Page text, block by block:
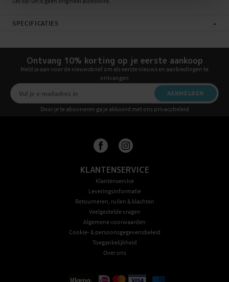
SPECIFICATIES -
Ontvang 10% korting op je eerste aankoop
Meld je aan voor de nieuwsbrief om als eerste nieuws en aanbiedingen te
ontvangen
AANMELDEN
Door je te abonneren ga je akkoord met ons privacybeleid
KLANTENSERVICE
Klantenservice
Leveringsinformatie
Retourneren, ruilen & klachten
Veelgestelde vragen
Algemene voorwaarden
Cookie- & persoonsgegevensbeleid
Toegankelijkheid
Over ons